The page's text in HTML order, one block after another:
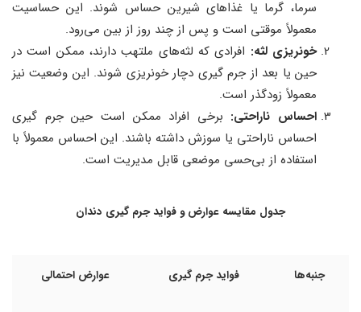
سرما، گرما یا غذاهای شیرین حساس شوند. این حساسیت
معمولاً موقتی است و پس از چند روز از بین می‌رود.
خونریزی لثه: افرادی که لثه‌های ملتهب دارند، ممکن است در
حین یا بعد از جرم‌ گیری دچار خونریزی شوند. این وضعیت نیز
معمولاً زودگذر است.
احساس ناراحتی: برخی افراد ممکن است حین جرم‌ گیری
احساس ناراحتی یا سوزش داشته باشند. این احساس معمولاً با
استفاده از بی‌حسی موضعی قابل مدیریت است.
جدول مقایسه عوارض و فواید جرم‌ گیری دندان
جنبه‌ها فواید جرم‌ گیری عوارض احتمالی